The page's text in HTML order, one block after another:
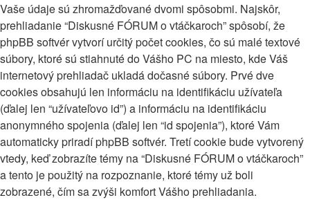
Vaše údaje sú zhromažďované dvomi spôsobmi. Najskôr,
prehliadanie “Diskusné FÓRUM o vtáčkaroch” spôsobí, že
phpBB softvér vytvorí určitý počet cookies, čo sú malé textové
súbory, ktoré sú stiahnuté do Vášho PC na miesto, kde Váš
internetový prehliadač ukladá dočasné súbory. Prvé dve
cookies obsahujú len informáciu na identifikáciu užívateľa
(ďalej len “užívateľovo id”) a informáciu na identifikáciu
anonymného spojenia (ďalej len “id spojenia”), ktoré Vám
automaticky priradí phpBB softvér. Tretí cookie bude vytvorený
vtedy, keď zobrazíte témy na “Diskusné FÓRUM o vtáčkaroch”
a tento je použitý na rozpoznanie, ktoré témy už boli
zobrazené, čím sa zvýši komfort Vášho prehliadania.